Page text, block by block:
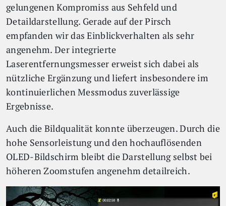
gelungenen Kompromiss aus Sehfeld und
Detaildarstellung. Gerade auf der Pirsch
empfanden wir das Einblickverhalten als sehr
angenehm. Der integrierte
Laserentfernungsmesser erweist sich dabei als
nützliche Ergänzung und liefert insbesondere im
kontinuierlichen Messmodus zuverlässige
Ergebnisse.
Auch die Bildqualität konnte überzeugen. Durch die
hohe Sensorleistung und den hochauflösenden
OLED-Bildschirm bleibt die Darstellung selbst bei
höheren Zoomstufen angenehm detailreich.